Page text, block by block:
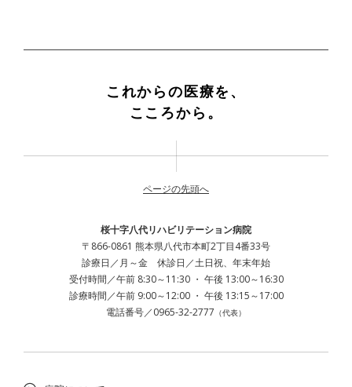
これからの医療を、
こころから。
ページの先頭へ
桜十字八代リハビリテーション病院
〒866-0861 熊本県八代市本町2丁目4番33号
診療日／月～金 休診日／土日祝、年末年始
受付時間／午前 8:30～11:30 ・ 午後 13:00～16:30
診療時間／午前 9:00～12:00 ・ 午後 13:15～17:00
電話番号／0965-32-2777 （代表）